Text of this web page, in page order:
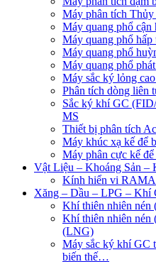
Máy phân tích
Máy quang phổ cận
Máy quang phổ
Máy quang phổ
Máy quang phổ
Máy sắc ký lỏng
Phân tích dòng liên
Sắc ký khí GC
MS
Thiết bị phân tích
Máy khúc xạ kế để
Máy phân cực kế để
Vật Liệu – Khoáng Sản –
Kính hiển vi
Xăng – Dầu – LPG –
Khí thiên nhiên nén
Khí thiên nhiên nén
(LNG)
Máy sắc ký khí GC
biến thế…